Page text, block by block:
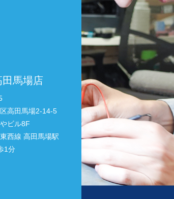
田馬場店
高田馬場2-14-5
ビル8F
西線 高田馬場駅
1分